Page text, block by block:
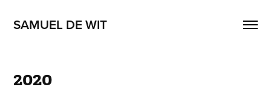
SAMUEL DE WIT
2020